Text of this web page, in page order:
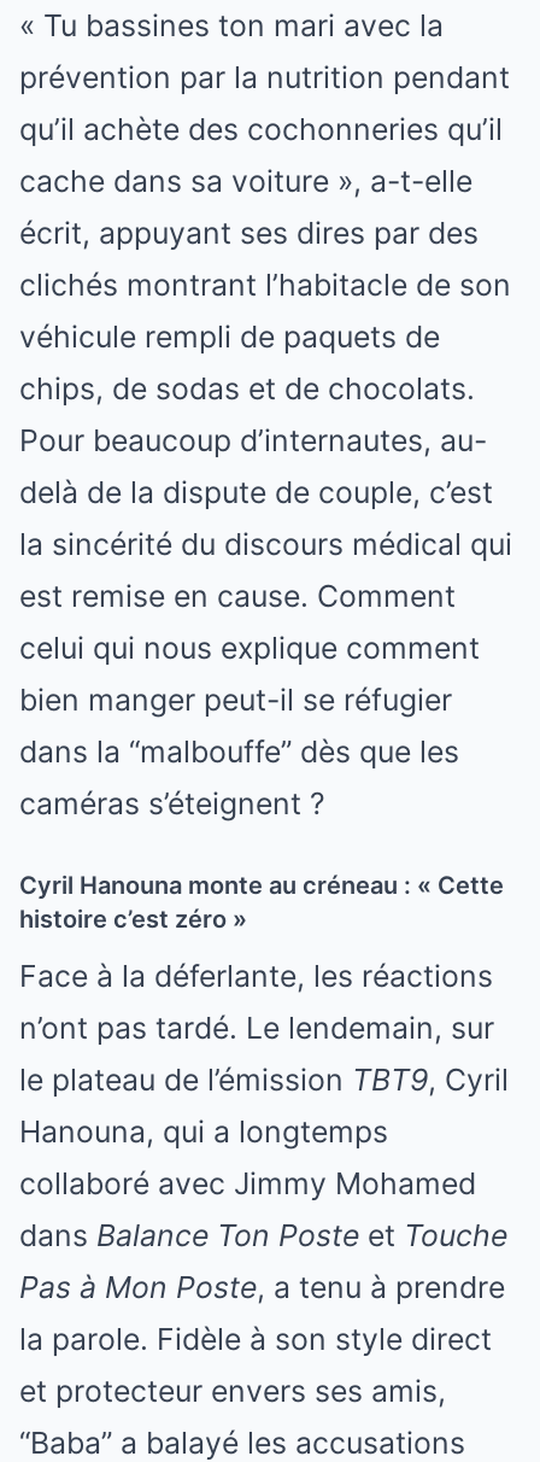
« Tu bassines ton mari avec la
prévention par la nutrition pendant
qu’il achète des cochonneries qu’il
cache dans sa voiture », a-t-elle
écrit, appuyant ses dires par des
clichés montrant l’habitacle de son
véhicule rempli de paquets de
chips, de sodas et de chocolats.
Pour beaucoup d’internautes, au-
delà de la dispute de couple, c’est
la sincérité du discours médical qui
est remise en cause. Comment
celui qui nous explique comment
bien manger peut-il se réfugier
dans la “malbouffe” dès que les
caméras s’éteignent ?
Cyril Hanouna monte au créneau : « Cette
histoire c’est zéro »
Face à la déferlante, les réactions
n’ont pas tardé. Le lendemain, sur
le plateau de l’émission TBT9, Cyril
Hanouna, qui a longtemps
collaboré avec Jimmy Mohamed
dans Balance Ton Poste et Touche
Pas à Mon Poste, a tenu à prendre
la parole. Fidèle à son style direct
et protecteur envers ses amis,
“Baba” a balayé les accusations